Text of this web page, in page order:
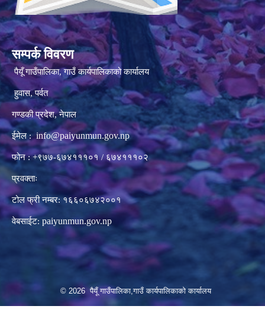
सम्पर्क विवरण
पैयूँ गाउँपालिका, गाउँ कार्यपालिकाको कार्यालय
हुवास, पर्वत
गण्डकी प्रदेश, नेपाल
ईमेल : info@paiyunmun.gov.np
फोन : +९७७-६७४१११०१ / ६७४१११०२
प्रवक्ताः
टोल फ्री नम्बर: १६६०६७४२००१
वेबसाईट: paiyunmun.gov.np
© 2026 पैयूँ गाउँपालिका,गाउँ कार्यपालिकाको कार्यालय